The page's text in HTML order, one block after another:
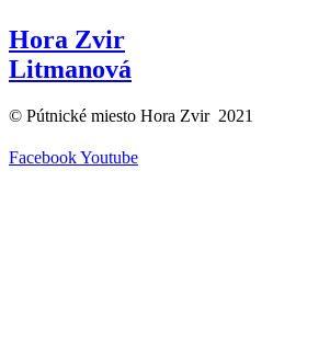
Hora Zvir
Litmanová
© Pútnické miesto Hora Zvir 2021
FacebookYoutube